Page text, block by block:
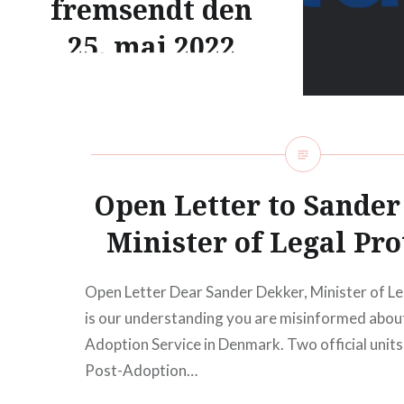
fremsendt den
25. maj 2022
Lov generelt indeholder en
række problematikker og
svækkelser, men
valgt at fokusere…
READ MORE
Open Letter to
Minister of Legal
Open Letter Dear Sander Dekker, Minister of
is our understanding you are misinformed
Adoption Service in Denmark. Two official
Post-Adoption…